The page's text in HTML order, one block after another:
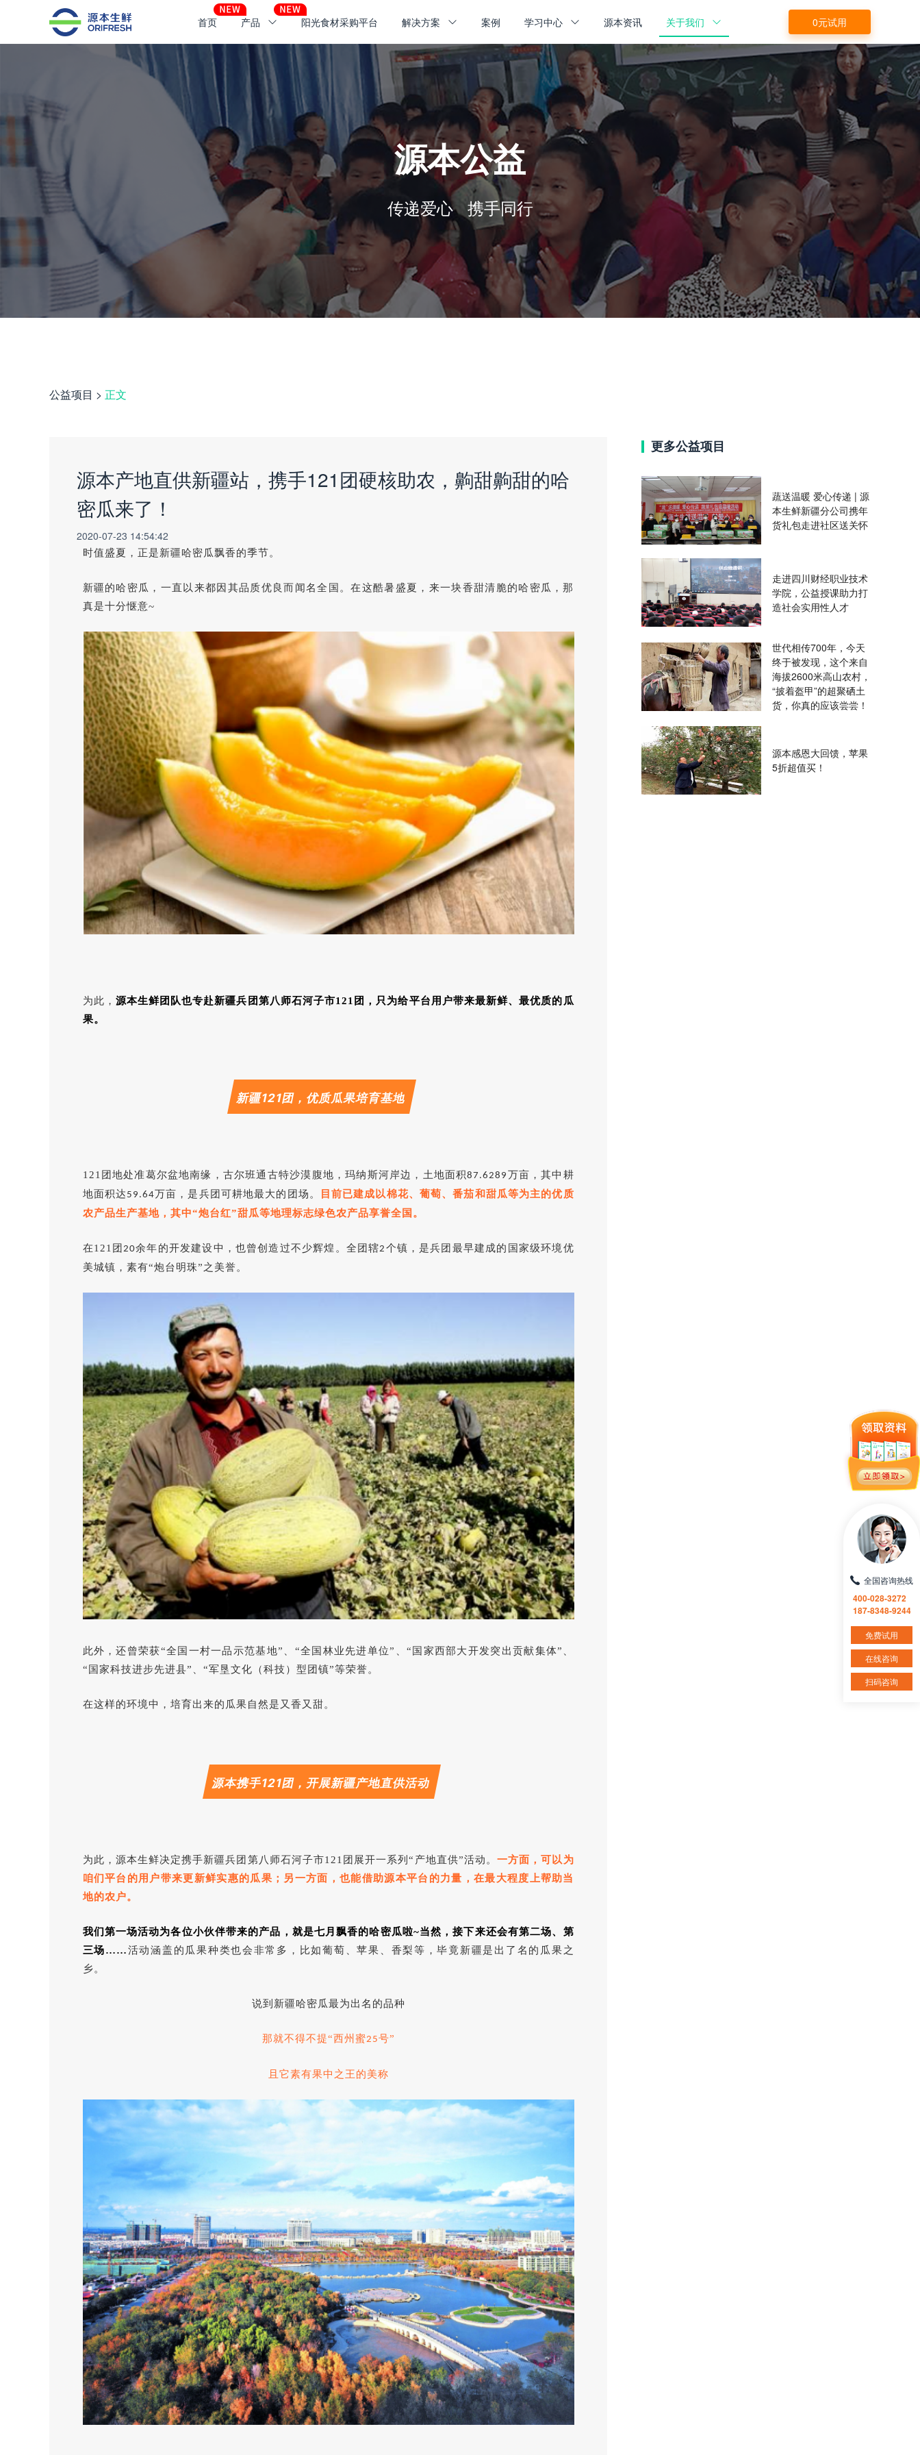
首页 产品 阳光食材采购平台 解决方案 案例 学习中心 源本资讯 关于我们 0元试用
源本公益
传递爱心 携手同行
公益项目 > 正文
源本产地直供新疆站，携手121团硬核助农，齁甜齁甜的哈
密瓜来了！
2020-07-23 14:54:42
时值盛夏，正是新疆哈密瓜飘香的季节。
新疆的哈密瓜，一直以来都因其品质优良而闻名全国。在这酷暑盛夏，来一块香甜清脆的哈密瓜，那
真是十分惬意~
为此， 源本生鲜团队也专赴新疆兵团第八师石河子市121团，只为给平台用户带来最新鲜、最优质的瓜
果。
新疆121团，优质瓜果培育基地
121团地处准葛尔盆地南缘，古尔班通古特沙漠腹地，玛纳斯河岸边，土地面积87.6289 万亩，其中耕
地面积达 59.64万亩，是兵团可耕地最大的团场。
目前已建成以棉花、葡萄、番茄和甜瓜等为主的优质
农产品生产基地，其中“炮台红”甜瓜等地理标志绿色农产品享誉全国。
在121团 20余年的开发建设中，也曾创造过不少辉煌。全团辖2 个镇，是兵团最早建成的国家级环境优
美城镇，素有“炮台明珠”之美誉。
此外，还曾荣获“全国一村一品示范基地”、“全国林业先进单位”、“国家西部大开发突出贡献集体”、
“国家科技进步先进县”、“军垦文化（科技）型团镇”等荣誉。
在这样的环境中，培育出来的瓜果自然是又香又甜。
源本携手121团，开展新疆产地直供活动
为此，源本生鲜决定携手新疆兵团第八师石河子市121团展开一系列“产地直供”活动。一方面，可以为
咱们平台的用户带来更新鲜实惠的瓜果；另一方面，也能借助源本平台的力量，在最大程度上帮助当
地的农户。
我们第一场活动为各位小伙伴带来的产品，就是七月飘香的哈密瓜啦~当然，接下来还会有第二场、第
三场……活动涵盖的瓜果种类也会非常多，比如葡萄、苹果、香梨等，毕竟新疆是出了名的瓜果之
乡。
说到新疆哈密瓜最为出名的品种
那就不得不提“西州蜜25号”
且它素有果中之王的美称
更多公益项目
蔬送温暖 爱心传递 | 源
本生鲜新疆分公司携年
货礼包走进社区送关怀
走进四川财经职业技术
学院，公益授课助力打
造社会实用性人才
世代相传700年，今天
终于被发现，这个来自
海拔2600米高山农村，
“披着盔甲”的超聚硒土
货，你真的应该尝尝！
源本感恩大回馈，苹果
5折超值买！
全国咨询热线
400-028-3272
187-8348-9244
免费试用
在线咨询
扫码咨询